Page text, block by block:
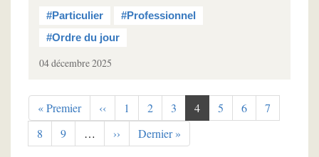
#Particulier
#Professionnel
#Ordre du jour
04 décembre 2025
Pagination
Première
page
« Premier
Page
précédente
‹‹ Page
1 Page
2 Page
3
Page
courante
4 Page
5 Page
6 Page
7
Page
8 Page
9 …
Page
suivante
››
Dernière
page
Dernier »